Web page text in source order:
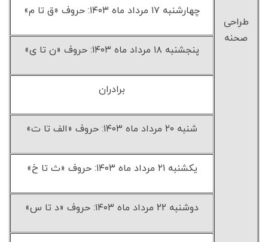
طراحی
صحنه
چهارشنبه ۱۷ مرداد ماه ۱۴۰۳: حروف «ق تا م»
پنجشنبه ۱۸ مرداد ماه ۱۴۰۳: حروف «ن تا ی»
برادران
شنبه ۲۰ مرداد ماه ۱۴۰۳: حروف «الف تا ت»
یکشنبه ۲۱ مرداد ماه ۱۴۰۳: حروف «ث تا خ»
دوشنبه ۲۲ مرداد ماه ۱۴۰۳: حروف «د تا س»